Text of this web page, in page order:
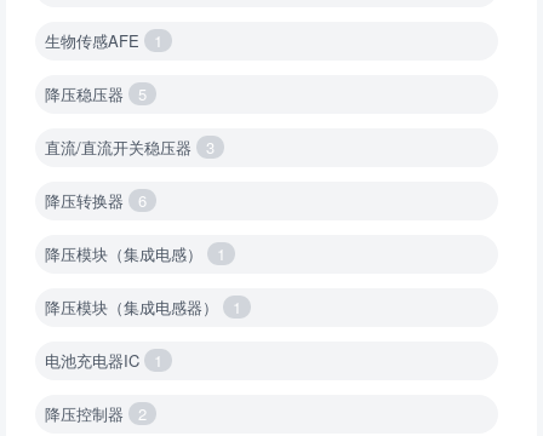
生物传感AFE 1
降压稳压器 5
直流/直流开关稳压器 3
降压转换器 6
降压模块（集成电感） 1
降压模块（集成电感器） 1
电池充电器IC 1
降压控制器 2